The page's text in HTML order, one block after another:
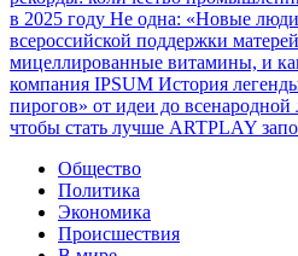
в 2025 году Не одна: «Новые
всероссийской поддержки
мицеллированные витамины, и
компания IPSUM История
пирогов» от идеи до
чтобы стать лучше ARTPLAY
Общество
Политика
Экономика
Происшествия